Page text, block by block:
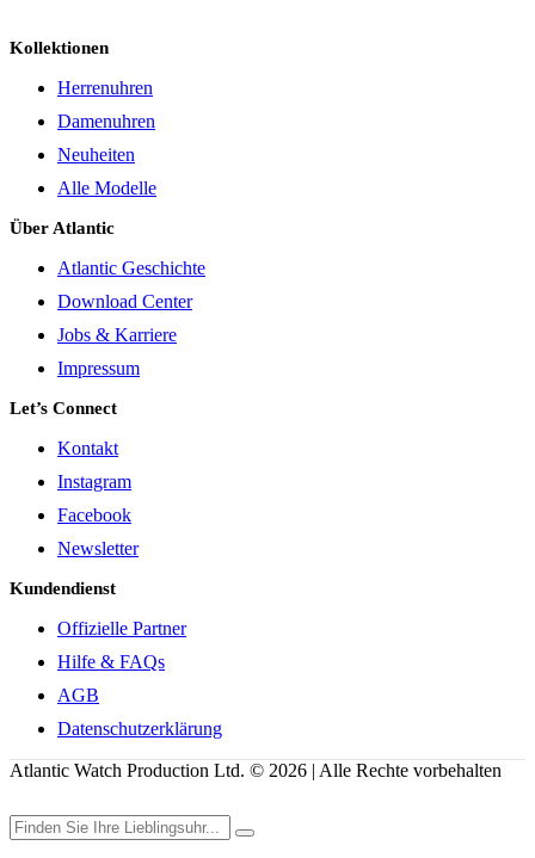
Kollektionen
Herrenuhren
Damenuhren
Neuheiten
Alle Modelle
Über Atlantic
Atlantic Geschichte
Download Center
Jobs & Karriere
Impressum
Let’s Connect
Kontakt
Instagram
Facebook
Newsletter
Kundendienst
Offizielle Partner
Hilfe & FAQs
AGB
Datenschutzerklärung
Atlantic Watch Production Ltd. © 2026 | Alle Rechte vorbehalten